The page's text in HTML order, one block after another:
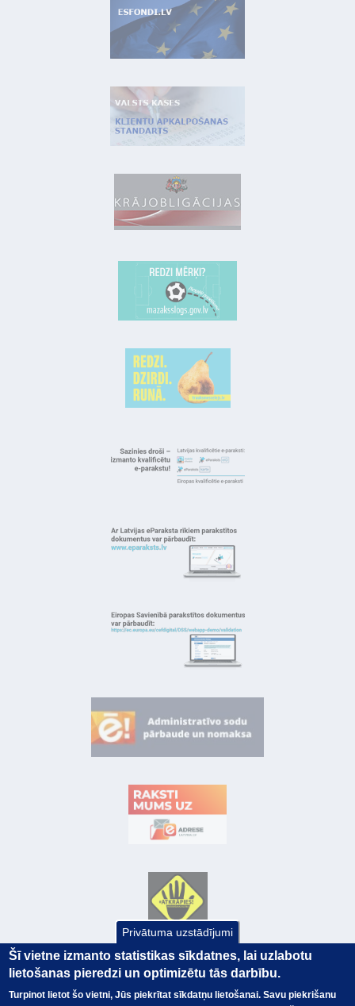
Privātuma uzstādījumi
Šī vietne izmanto statistikas sīkdatnes, lai uzlabotu
lietošanas pieredzi un optimizētu tās darbību.
Turpinot lietot šo vietni, Jūs piekrītat sīkdatņu lietošanai. Savu piekrišanu